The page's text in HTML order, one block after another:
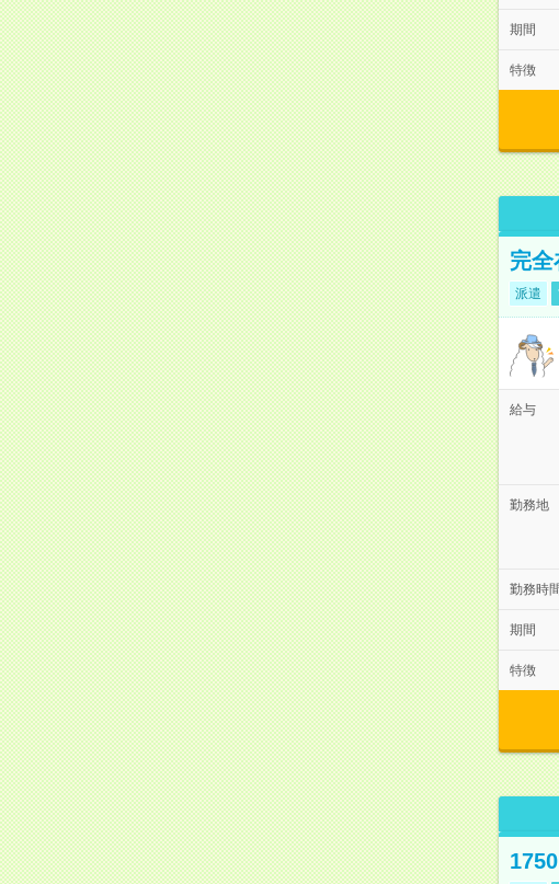
期間
特徴
完
派遣
給与
勤務地
勤務時
期間
特徴